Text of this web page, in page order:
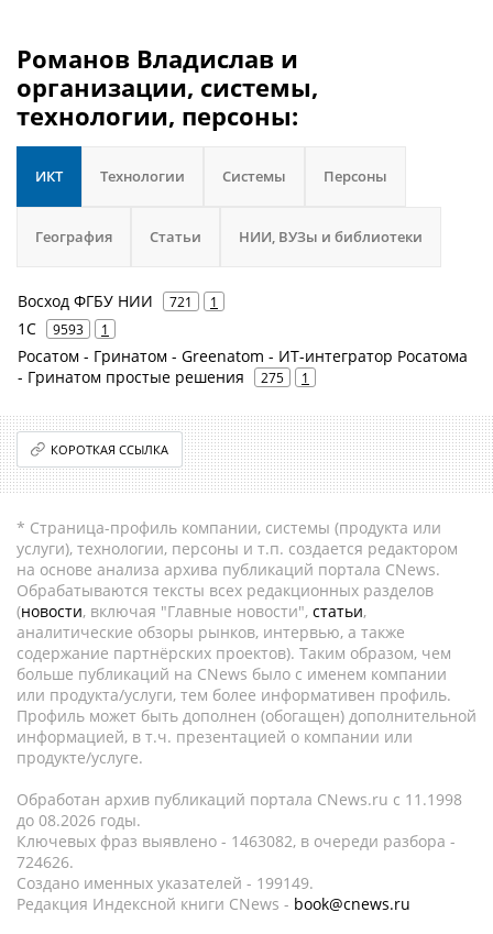
Романов Владислав и
организации, системы,
технологии, персоны:
ИКТ Технологии Системы Персоны
География Статьи НИИ, ВУЗы и библиотеки
Восход ФГБУ НИИ 721 1
1С 9593 1
Росатом - Гринатом - Greenatom - ИТ-интегратор Росатома
- Гринатом простые решения
275 1
КОРОТКАЯ ССЫЛКА
* Страница-профиль компании, системы (продукта или
услуги), технологии, персоны и т.п. создается редактором
на основе анализа архива публикаций портала CNews.
Обрабатываются тексты всех редакционных разделов
(новости, включая "Главные новости", статьи,
аналитические обзоры рынков, интервью, а также
содержание партнёрских проектов). Таким образом, чем
больше публикаций на CNews было с именем компании
или продукта/услуги, тем более информативен профиль.
Профиль может быть дополнен (обогащен) дополнительной
информацией, в т.ч. презентацией о компании или
продукте/услуге.
Обработан архив публикаций портала CNews.ru c 11.1998
до 08.2026 годы.
Ключевых фраз выявлено - 1463082, в очереди разбора -
724626.
Создано именных указателей - 199149.
Редакция Индексной книги CNews - book@cnews.ru